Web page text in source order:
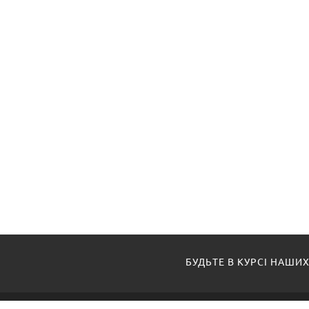
БУДЬТЕ В КУРСІ